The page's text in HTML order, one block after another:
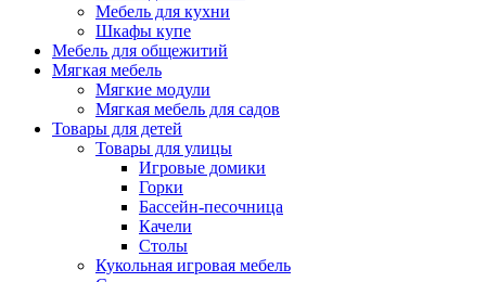
Мебель для кухни
Шкафы купе
Мебель для общежитий
Мягкая мебель
Мягкие модули
Мягкая мебель для садов
Товары для детей
Товары для улицы
Игровые домики
Горки
Бассейн-песочница
Качели
Столы
Кукольная игровая мебель